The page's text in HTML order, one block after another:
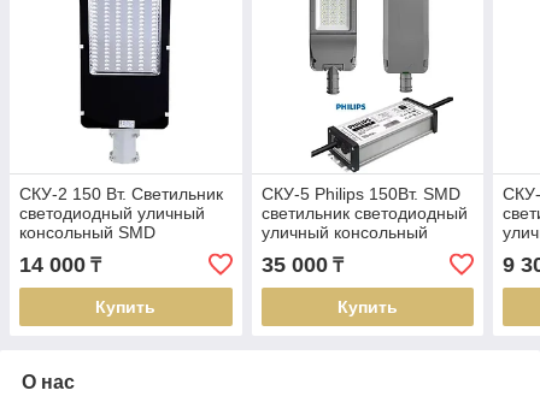
СКУ-2 150 Вт. Светильник
светодиодный уличный
консольный SMD
14 000 ₸
Купить
СКУ-5 Philips 150Вт. SMD
светильник светодиодный
уличный консольный
35 000₸
Купить
9
О нас